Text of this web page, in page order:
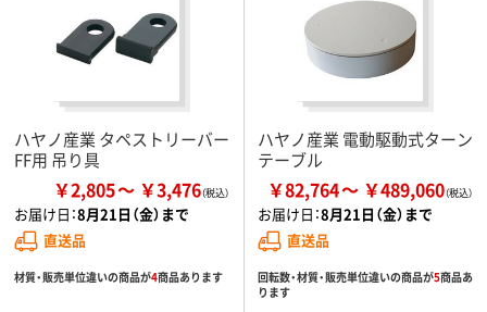
ハヤノ産業 タペストリーバー
FF用 吊り具
￥2,805 ￥3,476
お届け日：8月21日（金）まで
直送品
材質・販売単位違いの商品が4商品あります
ハヤノ産業 電動駆動式ターン
テーブル
￥82,764 ￥489,060
お届け日：8月21日（金）まで
直送品
回転数・材質・販売単位違いの商品が5商品あ
ります